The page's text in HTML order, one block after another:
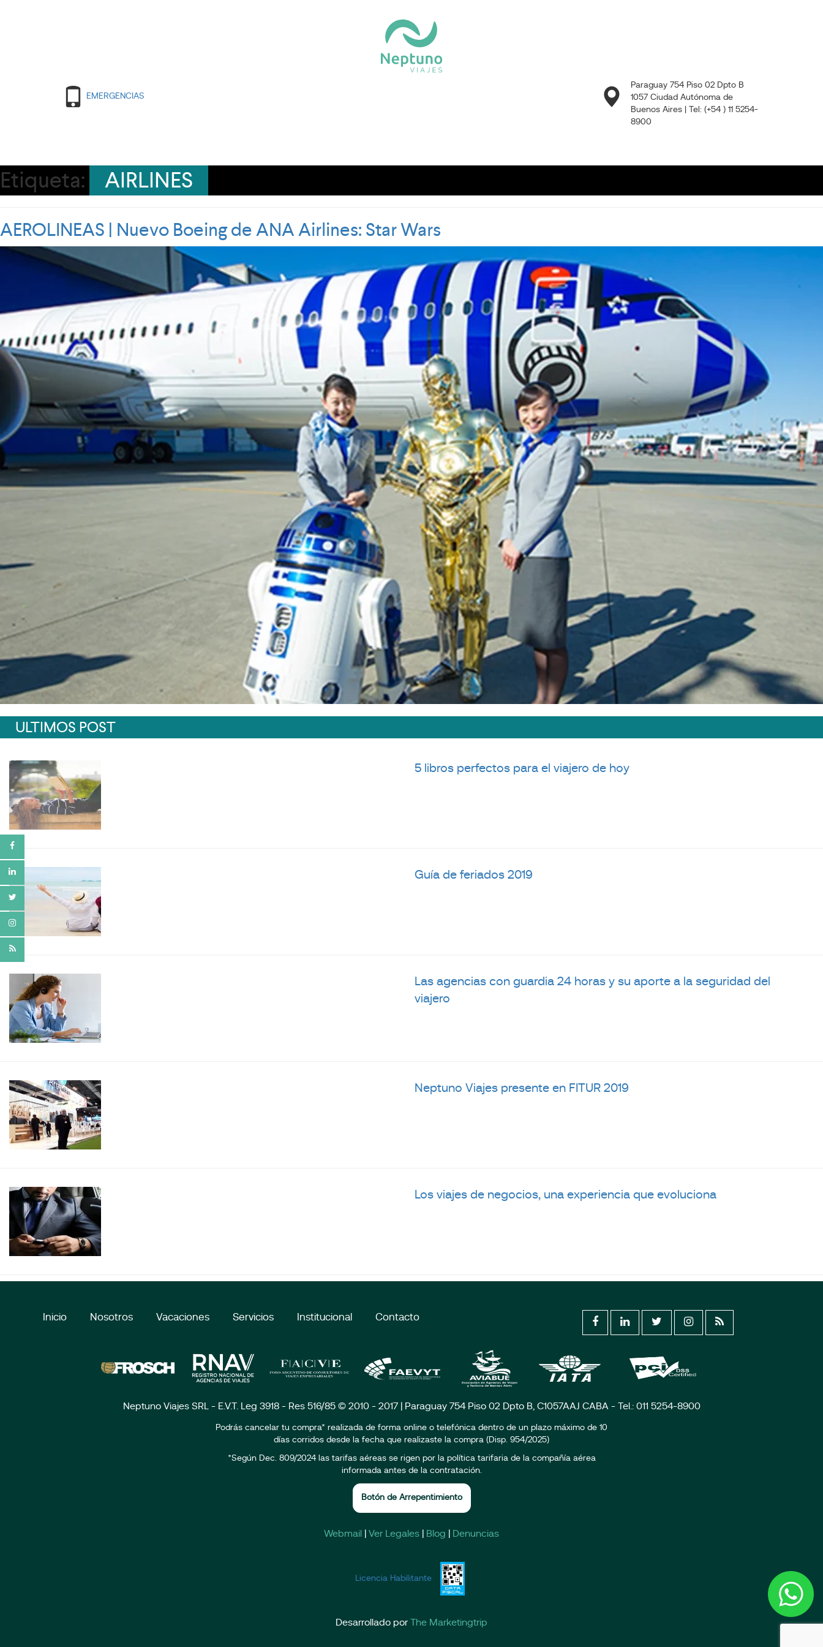
EMERGENCIAS
Paraguay 754 Piso 02 Dpto B
1057 Ciudad Autónoma de
Buenos Aires | Tel: (+54 ) 11 5254-
8900
Etiqueta: AIRLINES
AEROLINEAS | Nuevo Boeing de ANA Airlines: Star Wars
ULTIMOS POST
5 libros perfectos para el viajero de hoy
Guía de feriados 2019
Las agencias con guardia 24 horas y su aporte a la seguridad del
viajero
Neptuno Viajes presente en FITUR 2019
Los viajes de negocios, una experiencia que evoluciona
Inicio Nosotros Vacaciones Servicios Institucional Contacto
Neptuno Viajes SRL - E.V.T. Leg 3918 - Res 516/85 © 2010 - 2017 | Paraguay 754 Piso 02 Dpto B, C1057AAJ CABA - Tel.: 011 5254-8900
Podrás cancelar tu compra* realizada de forma online o telefónica dentro de un plazo máximo de 10
días corridos desde la fecha que realizaste la compra (Disp. 954/2025)
*Según Dec. 809/2024 las tarifas aéreas se rigen por la política tarifaria de la compañía aérea
informada antes de la contratación.
Botón de Arrepentimiento
Webmail Ver Legales Blog Denuncias
Licencia Habilitante
Desarrollado por The Marketingtrip